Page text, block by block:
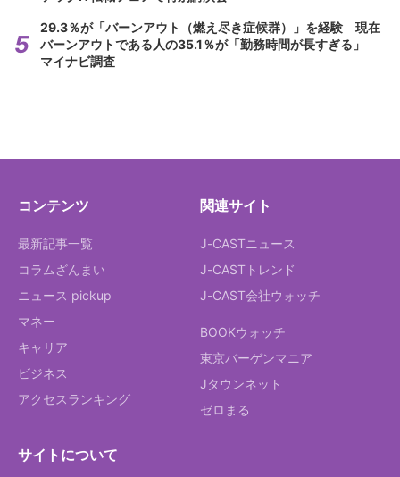
29.3％が「バーンアウト（燃え尽き症候群）」を経験 現在
バーンアウトである人の35.1％が「勤務時間が長すぎる」
マイナビ調査
コンテンツ
最新記事一覧
コラムざんまい
ニュース pickup
マネー
キャリア
ビジネス
アクセスランキング
関連サイト
J-CASTニュース
J-CASTトレンド
J-CAST会社ウォッチ
BOOKウォッチ
東京バーゲンマニア
Jタウンネット
ゼロまる
サイトについて